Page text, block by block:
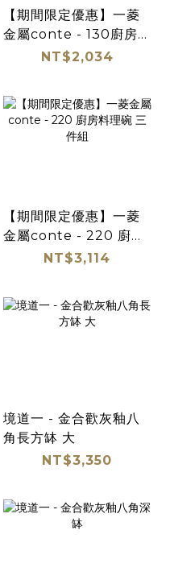
【期間限定優惠】一菱
金屬conte - 130廚房料
理碗三件組NT$2,034
【期間限定優惠】一菱
金屬conte - 220 廚房
料理碗 三件組
NT$3,114
境道一 - 金合歡灰釉八
角長方缽 大
NT$3,350